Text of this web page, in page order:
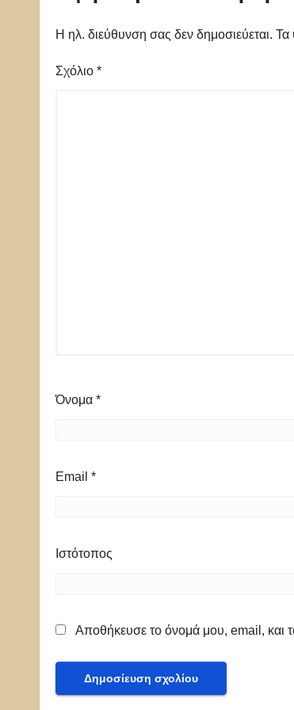
Η ηλ. διεύθυνση σας δεν δημοσιεύεται. Τα
Σχόλιο *
Όνομα *
Email *
Ιστότοπος
Αποθήκευσε το όνομά μου, email, και